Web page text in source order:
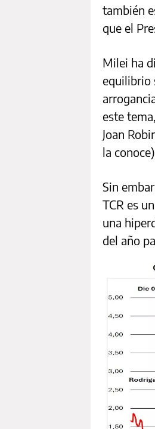
también
que el
Milei ha
equilibrio
este
Joan
la
Sin
TCR es
una
del año